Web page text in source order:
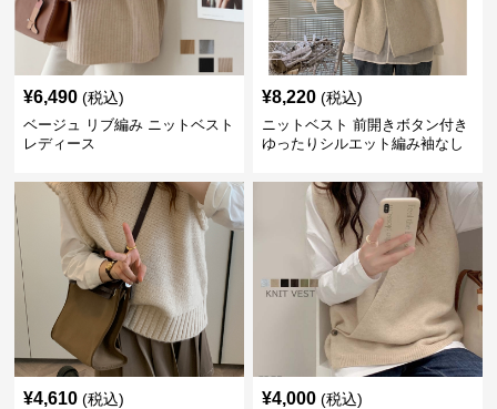
¥6,490 (税込)
ベージュ リブ編み ニットベスト
レディース
¥8,220 (税込)
ニットベスト 前開きボタン付き
ゆったりシルエット編み袖なし
¥4,610 (税込) ¥4,000 (税込)